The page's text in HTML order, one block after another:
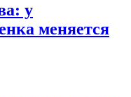
у
меняется